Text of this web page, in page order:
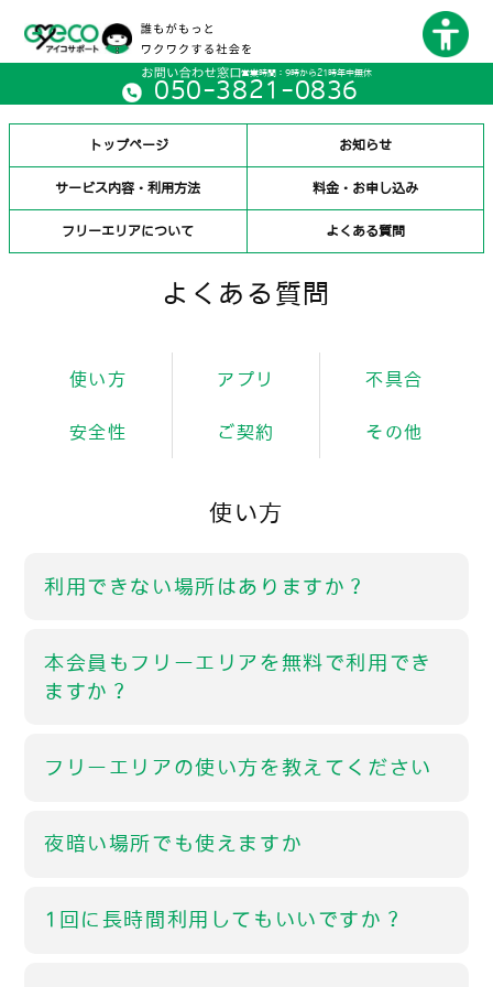
050-3821-0836
営業時間：9時から21時年中無休
トップページ お知らせ
サービス内容・利用方法 料金・お申し込み
フリーエリアについて よくある質問
よくある質問
使い方 アプリ 不具合
安全性 ご契約 その他
使い方
利用できない場所はありますか？
本会員もフリーエリアを無料で利用でき
ますか？
フリーエリアの使い方を教えてください
夜暗い場所でも使えますか
1回に長時間利用してもいいですか？